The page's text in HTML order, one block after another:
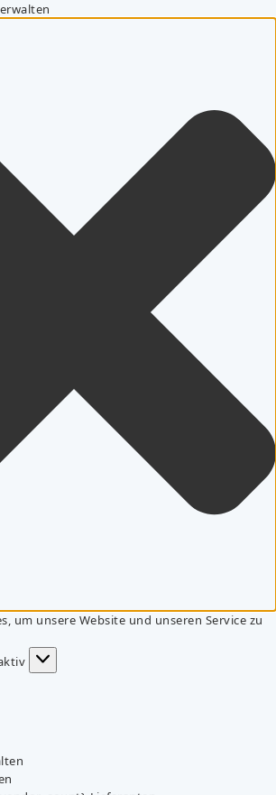
um unsere Website und unseren Service zu